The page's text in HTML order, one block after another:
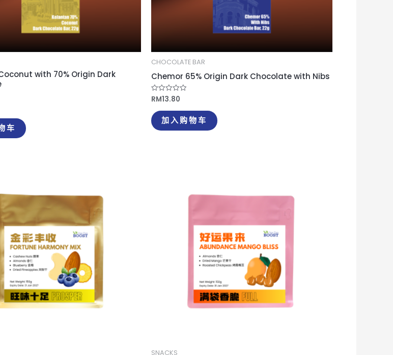
with 70% Origin Dark
车
CHOCOLATE BAR
Chemor 65% Origin Dark Chocolate with Nibs
评
分
&sol;
5
RM13.80
加入购物车
SNACKS